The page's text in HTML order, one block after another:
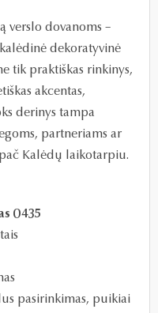
verslo dovanoms –
dekoratyvinė
tik praktiškas rinkinys,
akcentas,
derinys tampa
partneriams ar
Kalėdų laikotarpiu.
0435
pasirinkimas, puikiai